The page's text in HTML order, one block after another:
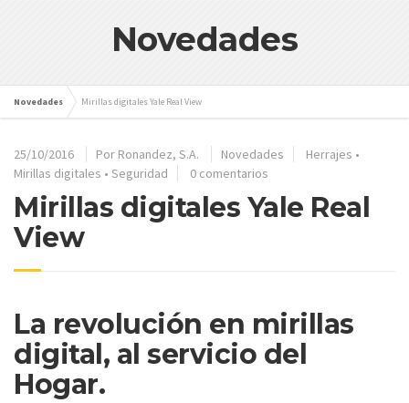
Novedades
Novedades Mirillas digitales Yale Real View
25/10/2016 Por Ronandez, S.A. Novedades Herrajes •
Mirillas digitales • Seguridad 0 comentarios
Mirillas digitales Yale Real
View
La revolución en mirillas
digital, al servicio del
Hogar.